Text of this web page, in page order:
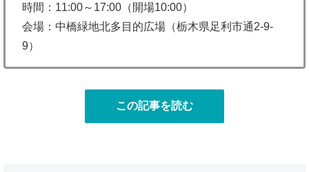
時間：11:00～17:00（開場10:00）
会場：中橋緑地北多目的広場（栃木県足利市通2-9-
9）
この記事を読む